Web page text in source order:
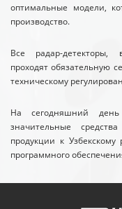
оптимальные модели,
производство.
Все радар-детекторы,
проходят обязательную
техническому
На сегодняшний день
значительные
продукции к
программного